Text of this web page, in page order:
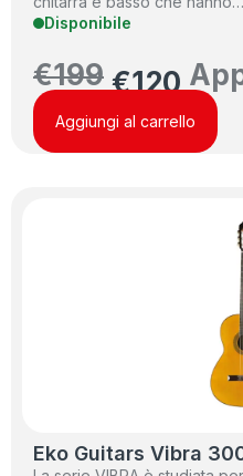
Disponibile
€199 €120
Aggiungi al carrello
Eko Guitars Vibra